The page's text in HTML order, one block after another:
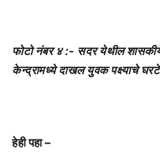
फोटो नंबर ४ :- सदर येथील
केन्द्रामध्ये दाखल युवक पक्ष्याचे
हेही पहा –